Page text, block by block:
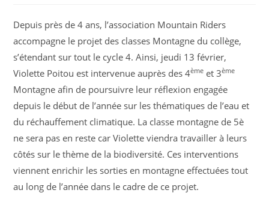
Depuis près de 4 ans, l’association Mountain Riders
accompagne le projet des classes Montagne du collège,
s’étendant sur tout le cycle 4. Ainsi, jeudi 13 février,
Violette Poitou est intervenue auprès des 4ème et 3ème
Montagne afin de poursuivre leur réflexion engagée
depuis le début de l’année sur les thématiques de l’eau et
du réchauffement climatique. La classe montagne de 5è
ne sera pas en reste car Violette viendra travailler à leurs
côtés sur le thème de la biodiversité. Ces interventions
viennent enrichir les sorties en montagne effectuées tout
au long de l’année dans le cadre de ce projet.